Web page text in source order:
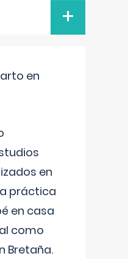
+
en
en
práctica
en casa
como
Bretaña.